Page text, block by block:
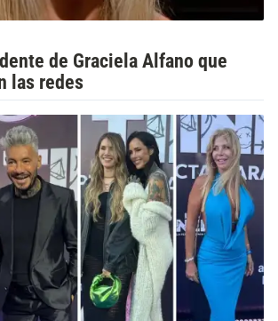
de Graciela Alfano que
las redes